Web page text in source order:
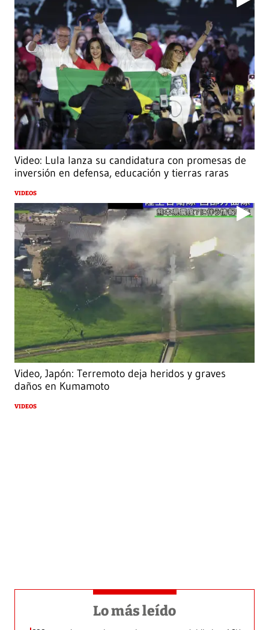
Video: Lula lanza su candidatura con promesas de
inversión en defensa, educación y tierras raras
VIDEOS
Video, Japón: Terremoto deja heridos y graves
daños en Kumamoto
VIDEOS
Lo más leído